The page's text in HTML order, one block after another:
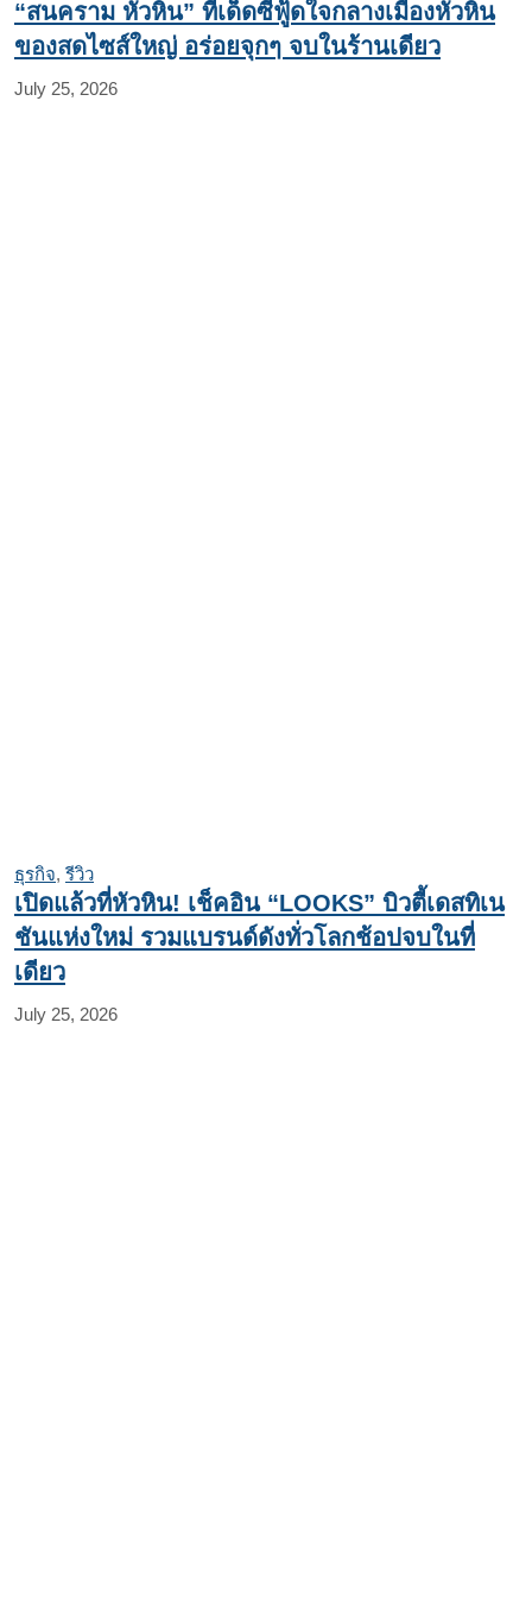
“สนคราม หัวหิน” ทีเด็ดซีฟู้ดใจกลางเมืองหัวหิน
ของสดไซส์ใหญ่ อร่อยจุกๆ จบในร้านเดียว
July 25, 2026
ธุรกิจ, รีวิว
เปิดแล้วที่หัวหิน! เช็คอิน “LOOKS” บิวตี้เดสทิเน
ชันแห่งใหม่ รวมแบรนด์ดังทั่วโลกช้อปจบในที่
เดียว
July 25, 2026